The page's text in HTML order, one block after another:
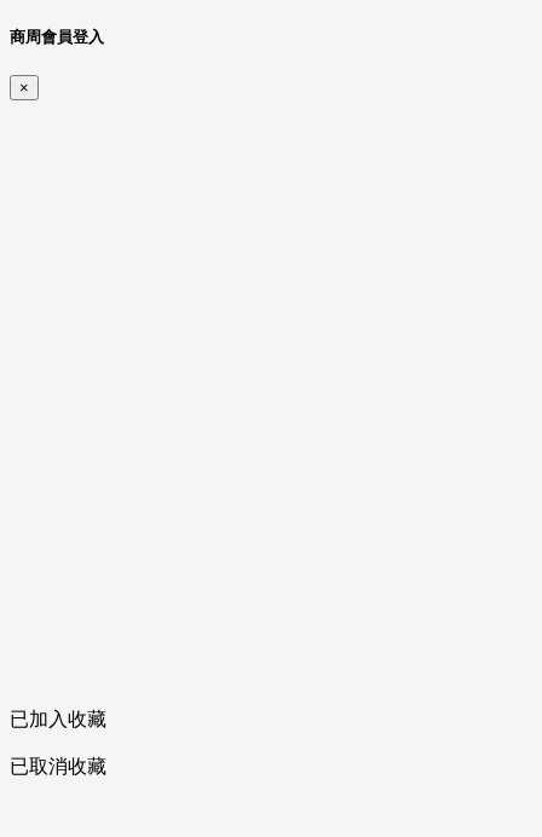
商周會員登入
×
已加入收藏
已取消收藏